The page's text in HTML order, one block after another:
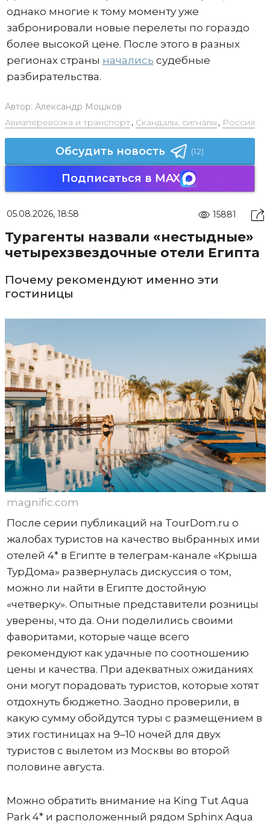
однако многие к тому моменту уже
забронировали новые перелеты по гораздо
более высокой цене. После этого в разных
регионах страны начались судебные
разбирательства.
Автор: Александр Мошков
Авиаперевозка и транспорт, Скандалы, сигналы , Россия
Обсудить новость (12)
Подписаться в MAX
05.08.2026, 18:58 15881
Турагенты назвали «нестыдные»
четырехзвездочные отели Египта
Почему рекомендуют именно эти
гостиницы
magnific.com
После серии публикаций на TourDom.ru о
жалобах туристов на качество выбранных ими
отелей 4* в Египте в телеграм-канале «Крыша
ТурДома» развернулась дискуссия о том,
можно ли найти в Египте достойную
«четверку». Опытные представители розницы
уверены, что да. Они поделились своими
фаворитами, которые чаще всего
рекомендуют как удачные по соотношению
цены и качества. При адекватных ожиданиях
они могут порадовать туристов, которые хотят
отдохнуть бюджетно. Заодно проверили, в
какую сумму обойдутся туры с размещением в
этих гостиницах на 9–10 ночей для двух
туристов с вылетом из Москвы во второй
половине августа.
Можно обратить внимание на King Tut Aqua
Park 4* и расположенный рядом Sphinx Aqua